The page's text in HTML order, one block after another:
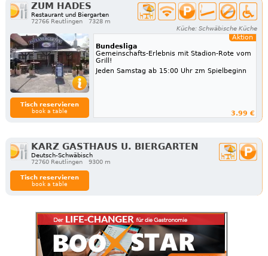
ZUM HADES
Restaurant und Biergarten
72766 Reutlingen
7328 m
Küche: Schwäbische Küche
Tisch reservieren
book a table
Aktion
Bundesliga
Gemeinschafts-Erlebnis mit Stadion-Rote vom
Grill!
Jeden Samstag ab 15:00 Uhr zm Spielbeginn
3.99 €
KARZ GASTHAUS U. BIERGARTEN
Deutsch-Schwäbisch
72760 Reutlingen
9300 m
Tisch reservieren
book a table